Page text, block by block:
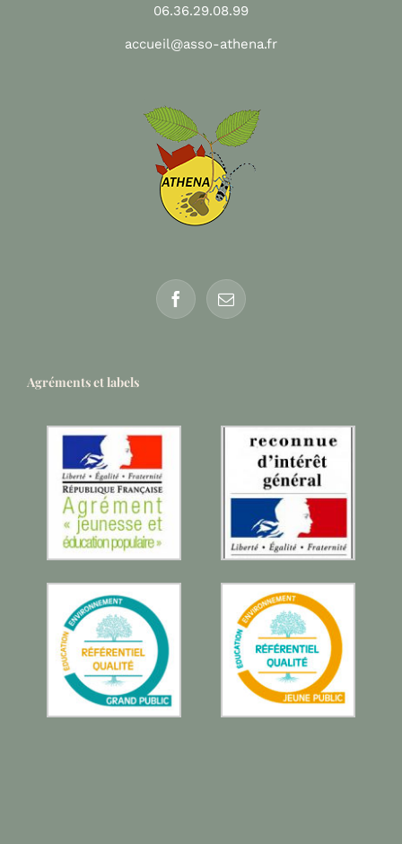
06.36.29.08.99
accueil@asso-athena.fr
Agréments et labels